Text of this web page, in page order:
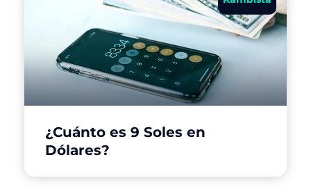
¿Cuánto es 9 Soles en
Dólares?